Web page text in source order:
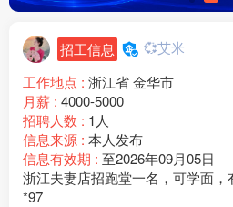
招工信息 💞艾米
工作地点 : 浙江省 金华市
月薪 : 4000-5000
招聘人数 : 1人
信息来源 : 本人发布
信息有效期 : 至2026年09月05日
浙江夫妻店招跑堂一名，可学面
*97